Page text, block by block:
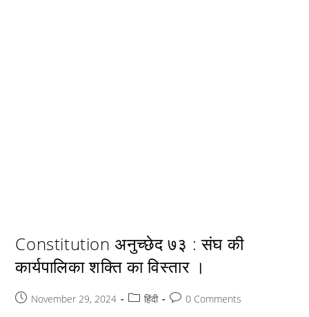
Constitution अनुच्छेद ७३ : संघ की
कार्यपालिका शक्ति का विस्तार ।
PostNovember 29, 2024
Postहिंदी
Post0 Comments